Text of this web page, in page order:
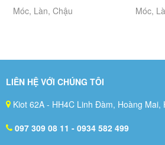
Móc, Làn, Chậu
Móc,
LIÊN HỆ VỚI CHÚNG TÔI
Kiot 62A - HH4C Linh Đàm, Hoàng Mai,
097 309 08 11 - 0934 582 499